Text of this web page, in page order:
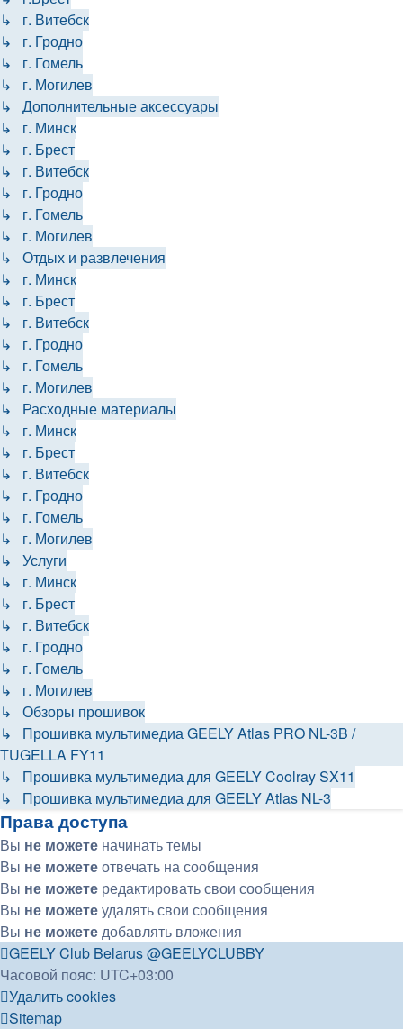
↳ г. Витебск
↳ г. Гродно
↳ г. Гомель
↳ г. Могилев
↳ Дополнительные аксессуары
↳ г. Минск
↳ г. Брест
↳ г. Витебск
↳ г. Гродно
↳ г. Гомель
↳ г. Могилев
↳ Отдых и развлечения
↳ г. Минск
↳ г. Брест
↳ г. Витебск
↳ г. Гродно
↳ г. Гомель
↳ г. Могилев
↳ Расходные материалы
↳ г. Минск
↳ г. Брест
↳ г. Витебск
↳ г. Гродно
↳ г. Гомель
↳ г. Могилев
↳ Услуги
↳ г. Минск
↳ г. Брест
↳ г. Витебск
↳ г. Гродно
↳ г. Гомель
↳ г. Могилев
↳ Обзоры прошивок
↳ Прошивка мультимедиа GEELY Atlas PRO NL-3B /
TUGELLA FY11
↳ Прошивка мультимедиа для GEELY Coolray SX11
↳ Прошивка мультимедиа для GEELY Atlas NL-3
Права доступа
Вы не можете начинать темы
Вы не можетеотвечать на сообщения
Вы не можете редактировать свои сообщения
Вы не можетеудалять свои сообщения
Вы не можетедобавлять вложения
GEELY Club Belarus@GEELYCLUBBY
Часовой пояс: UTC+03:00
Удалить cookies
Sitemap